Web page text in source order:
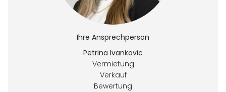
Ihre Ansprechperson
Petrina Ivankovic
Vermietung
Verkauf
Bewertung